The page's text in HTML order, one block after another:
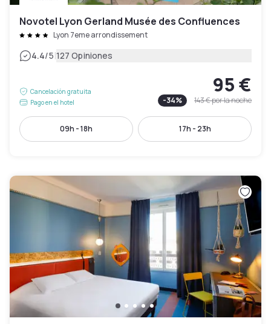
Novotel Lyon Gerland Musée des Confluences
Lyon 7eme arrondissement
4.4/5|127 Opiniones
Cancelación gratuita
Pago en el hotel
95 €
-34% 143 €por la noche
09h - 18h 17h - 23h